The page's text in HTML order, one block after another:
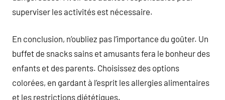
superviser les activités est nécessaire.
En conclusion, n’oubliez pas l’importance du goûter. Un
buffet de snacks sains et amusants fera le bonheur des
enfants et des parents. Choisissez des options
colorées, en gardant à l’esprit les allergies alimentaires
et les restrictions diététiques.